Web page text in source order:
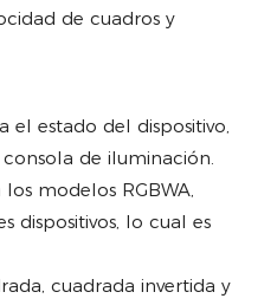
de cuadros y
el estado del dispositivo,
de iluminación.
modelos RGBWA,
dispositivos, lo cual es
cuadrada invertida y